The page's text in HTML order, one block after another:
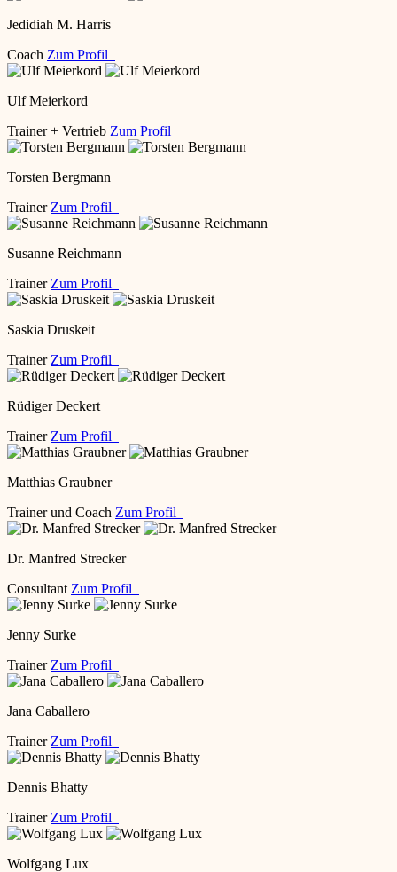
Jedidiah M. Harris
Coach Zum Profil
Ulf Meierkord
Trainer + Vertrieb Zum Profil
Torsten Bergmann
Trainer Zum Profil
Susanne Reichmann
Trainer Zum Profil
Saskia Druskeit
Trainer Zum Profil
Rüdiger Deckert
Trainer Zum Profil
Matthias Graubner
Trainer und Coach Zum Profil
Dr. Manfred Strecker
Consultant Zum Profil
Jenny Surke
Trainer Zum Profil
Jana Caballero
Trainer Zum Profil
Dennis Bhatty
Trainer Zum Profil
Wolfgang Lux